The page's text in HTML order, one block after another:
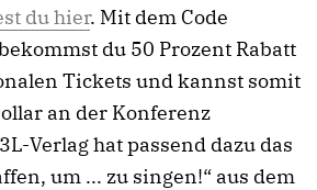
du hier. Mit dem Code
du 50 Prozent Rabatt
Tickets und kannst somit
an der Konferenz
Verlag hat passend dazu das
um ... zu singen!“ aus dem